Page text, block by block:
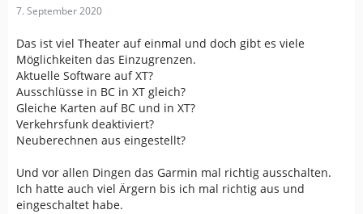
7. September 2020
Das ist viel Theater auf einmal und doch gibt es viele
Möglichkeiten das Einzugrenzen.
Aktuelle Software auf XT?
Ausschlüsse in BC in XT gleich?
Gleiche Karten auf BC und in XT?
Verkehrsfunk deaktiviert?
Neuberechnen aus eingestellt?
Und vor allen Dingen das Garmin mal richtig ausschalten.
Ich hatte auch viel Ärgern bis ich mal richtig aus und
eingeschaltet habe.